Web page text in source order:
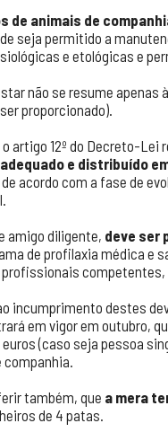
de animais de
seja permitido a
e etológicas e
não se resume
proporcionado).
artigo 12º do Decreto-Lei
e distribuído
acordo com a fase de
amigo diligente, deve ser
de profilaxia médica e
competentes,
incumprimento destes
em vigor em outubro,
(caso seja pessoa
companhia.
também, que a mera
de 4 patas.